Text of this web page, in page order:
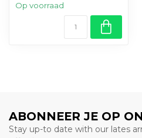
Op voorraad
ABONNEER JE OP
Stay up-to date with our lates